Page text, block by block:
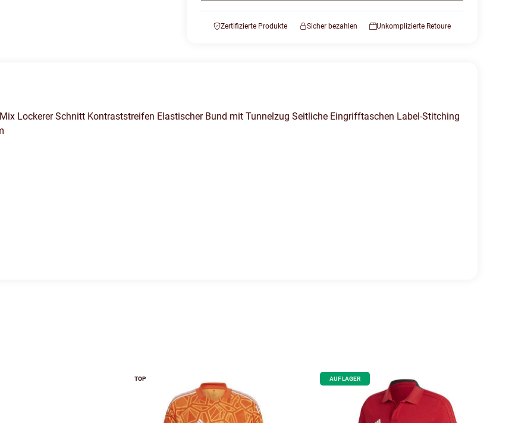
Zertifizierte Produkte Sicher bezahlen Unkomplizierte Retoure
Lockerer Schnitt Kontraststreifen Elastischer Bund mit Tunnelzug Seitliche Eingrifftaschen Label-Stitching
TOP AUF LAGER